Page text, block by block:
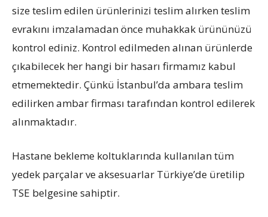
size teslim edilen ürünlerinizi teslim alırken teslim
evrakını imzalamadan önce muhakkak ürününüzü
kontrol ediniz. Kontrol edilmeden alınan ürünlerde
çıkabilecek her hangi bir hasarı firmamız kabul
etmemektedir. Çünkü İstanbul’da ambara teslim
edilirken ambar firması tarafından kontrol edilerek
alınmaktadır.
Hastane bekleme koltuklarında kullanılan tüm
yedek parçalar ve aksesuarlar Türkiye’de üretilip
TSE belgesine sahiptir.